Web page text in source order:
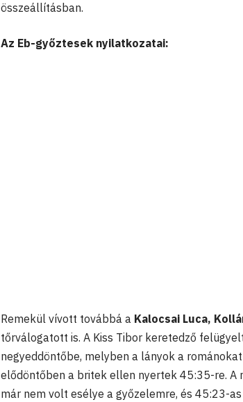
összeállításban.
Az Eb-győztesek nyilatkozatai:
Remekül vívott továbbá a Kalocsai Luca,
tőrválogatott is. A Kiss Tibor keretedző
negyeddöntőbe, melyben a lányok a
elődöntőben a britek ellen nyertek 45:35-re. A
már nem volt esélye a győzelemre, és 45:23-